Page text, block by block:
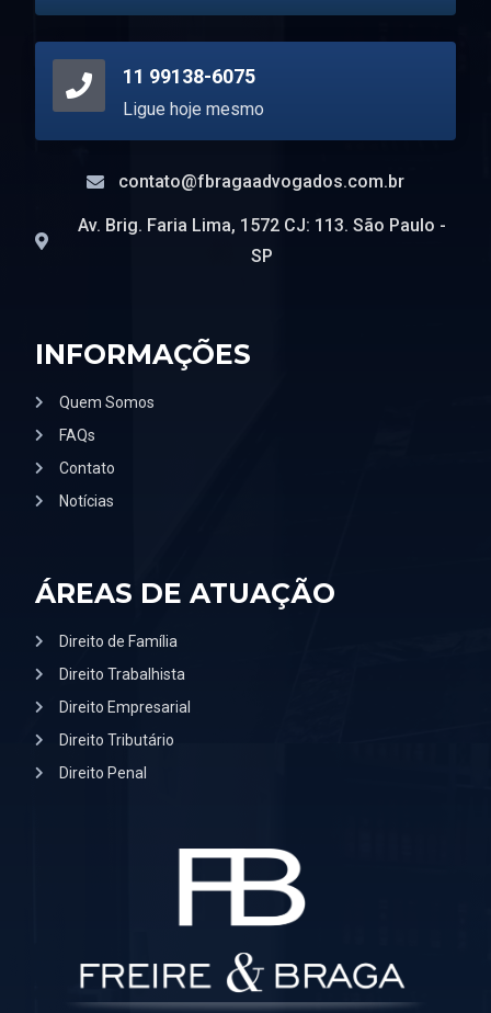
ÁREAS DE ATUAÇÃO
Direito de Família
Direito Trabalhista
Direito Empresarial
Direito Tributário
Direito Penal
INFORMAÇÕES
Quem Somos
FAQs
Contato
Notícias
11 99138-6075
Ligue hoje mesmo
contato@fbragaadvogados.com.br
Av. Brig. Faria Lima, 1572 CJ: 113. São Paulo -
SP